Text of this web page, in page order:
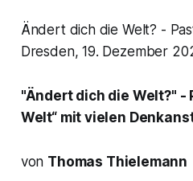
Ändert dich die Welt? -
Dresden, 19. Dezember
"Ändert dich die Welt?" -
Welt“mit vielen
von Thomas Thielemann